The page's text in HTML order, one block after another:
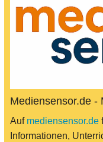
Mediensensor.de -
Auf mediensensor.de
Informationen,